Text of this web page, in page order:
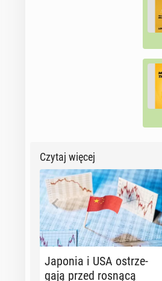
Czytaj więcej
Japonia i USA ostrze­
ga­ją przed rosnącą